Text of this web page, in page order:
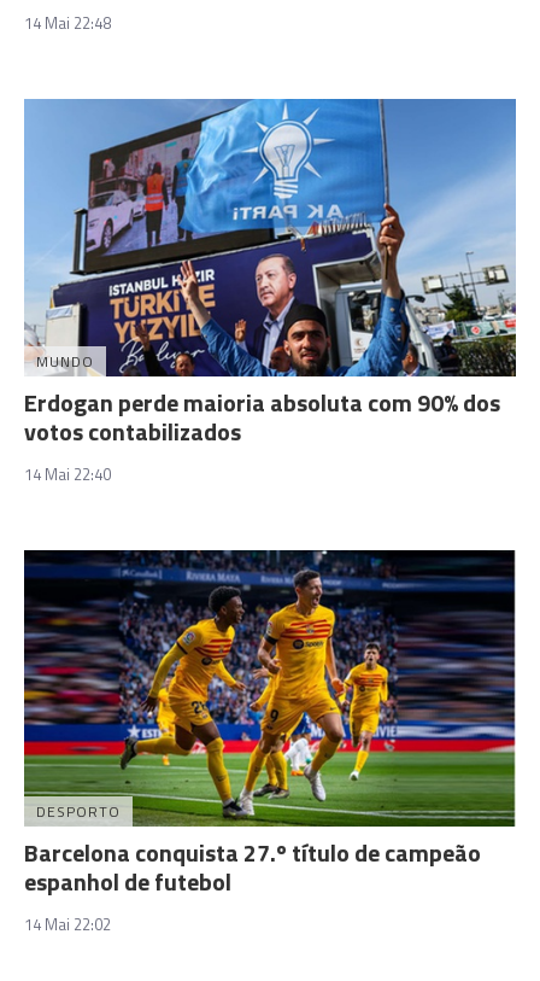
14 Mai 22:48
MUNDO
Erdogan perde maioria absoluta com 90% dos
votos contabilizados
14 Mai 22:40
DESPORTO
Barcelona conquista 27.º título de campeão
espanhol de futebol
14 Mai 22:02